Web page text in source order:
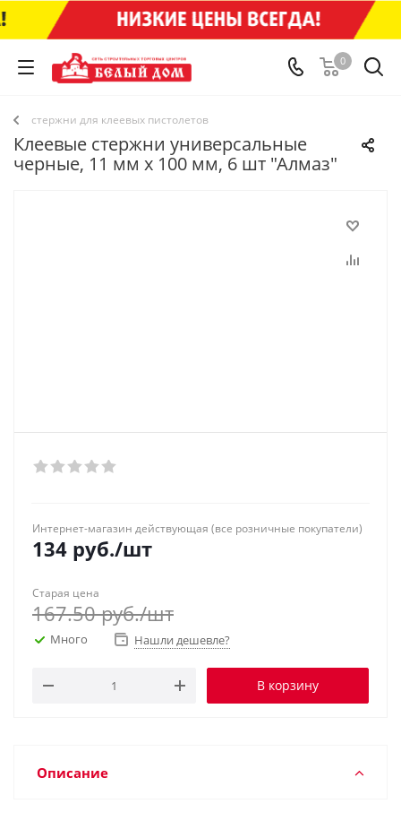
0
стержни для клеевых пистолетов
Клеевые стержни универсальные
черные, 11 мм x 100 мм, 6 шт "Алмаз"
Интернет-магазин действующая (все розничные покупатели)
134 руб./шт
Старая цена
167.50руб./шт
Много Нашли дешевле?
В корзину
Описание